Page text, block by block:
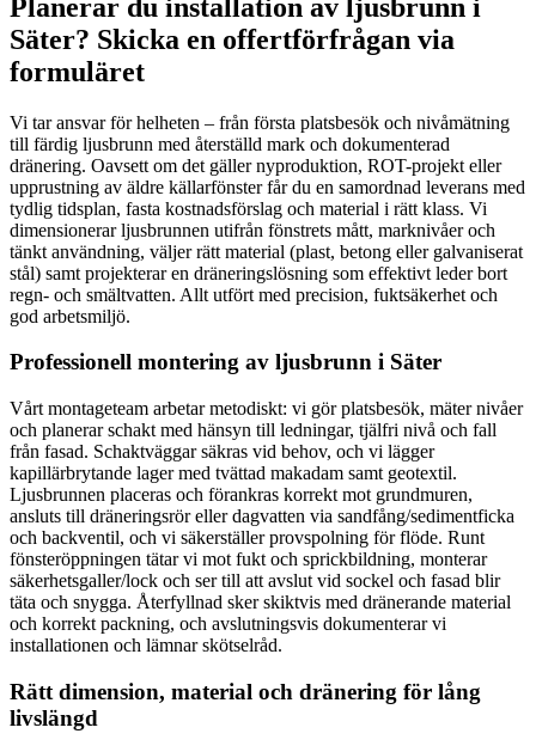
Planerar du installation av ljusbrunn i
Säter? Skicka en offertförfrågan via
formuläret
Vi tar ansvar för helheten – från första platsbesök och nivåmätning
till färdig ljusbrunn med återställd mark och dokumenterad
dränering. Oavsett om det gäller nyproduktion, ROT-projekt eller
upprustning av äldre källarfönster får du en samordnad leverans med
tydlig tidsplan, fasta kostnadsförslag och material i rätt klass. Vi
dimensionerar ljusbrunnen utifrån fönstrets mått, marknivåer och
tänkt användning, väljer rätt material (plast, betong eller galvaniserat
stål) samt projekterar en dräneringslösning som effektivt leder bort
regn- och smältvatten. Allt utfört med precision, fuktsäkerhet och
god arbetsmiljö.
Professionell montering av ljusbrunn i Säter
Vårt montageteam arbetar metodiskt: vi gör platsbesök, mäter nivåer
och planerar schakt med hänsyn till ledningar, tjälfri nivå och fall
från fasad. Schaktväggar säkras vid behov, och vi lägger
kapillärbrytande lager med tvättad makadam samt geotextil.
Ljusbrunnen placeras och förankras korrekt mot grundmuren,
ansluts till dräneringsrör eller dagvatten via sandfång/sedimentficka
och backventil, och vi säkerställer provspolning för flöde. Runt
fönsteröppningen tätar vi mot fukt och sprickbildning, monterar
säkerhetsgaller/lock och ser till att avslut vid sockel och fasad blir
täta och snygga. Återfyllnad sker skiktvis med dränerande material
och korrekt packning, och avslutningsvis dokumenterar vi
installationen och lämnar skötselråd.
Rätt dimension, material och dränering för lång
livslängd